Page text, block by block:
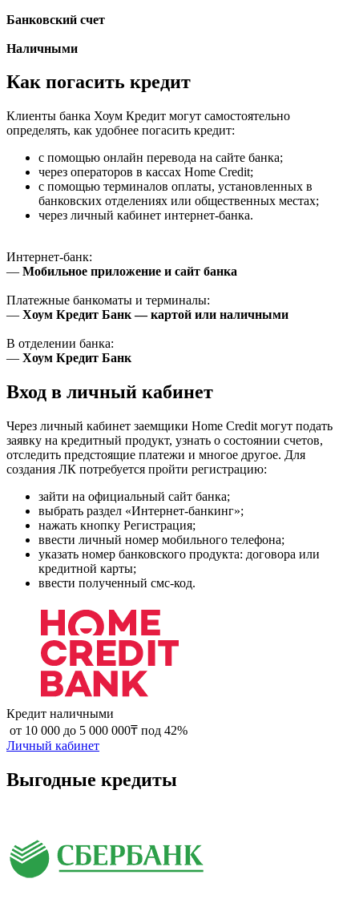
Банковский счет
Наличными
Как погасить кредит
Клиенты банка Хоум Кредит могут самостоятельно
определять, как удобнее погасить кредит:
с помощью онлайн перевода на сайте банка;
через операторов в кассах Home Credit;
с помощью терминалов оплаты, установленных в
банковских отделениях или общественных местах;
через личный кабинет интернет-банка.
Интернет-банк:
— Мобильное приложение и сайт банка
Платежные банкоматы и терминалы:
— Хоум Кредит Банк — картой или наличными
В отделении банка:
— Хоум Кредит Банк
Вход в личный кабинет
Через личный кабинет заемщики Home Credit могут подать
заявку на кредитный продукт, узнать о состоянии счетов,
отследить предстоящие платежи и многое другое. Для
создания ЛК потребуется пройти регистрацию:
зайти на официальный сайт банка;
выбрать раздел «Интернет-банкинг»;
нажать кнопку Регистрация;
ввести личный номер мобильного телефона;
указать номер банковского продукта: договора или
кредитной карты;
ввести полученный смс-код.
Кредит наличными
‍ от 10 000 до 5 000 000₸ под 42%
Личный кабинет
Выгодные кредиты